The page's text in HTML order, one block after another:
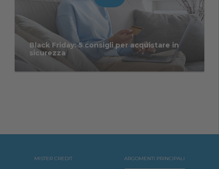
Black Friday: 5 consigli per acquistare in
sicurezza
MISTER CREDIT ARGOMENTI PRINCIPALI